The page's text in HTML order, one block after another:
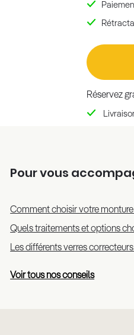
Réservez
Pour vous
Comment choisir votre monture
Quels traitements et options
Les différents verres correcteurs
Voir tous nos conseils